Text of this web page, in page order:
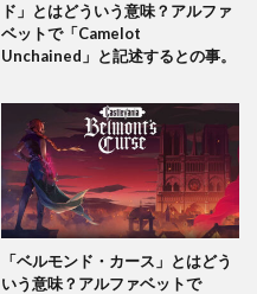
ド」とはどういう意味？アルファ
ベットで「Camelot
Unchained」と記述するとの事。
「ベルモンド・カース」とはどう
いう意味？アルファベットで